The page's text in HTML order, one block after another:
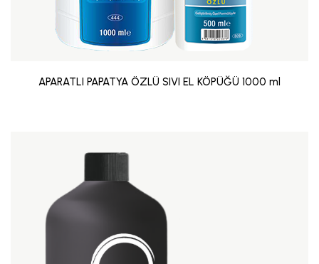
APARATLI PAPATYA ÖZLÜ SIVI EL KÖPÜĞÜ 1000 ml